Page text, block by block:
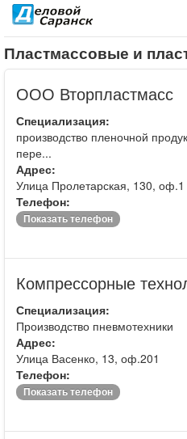
Пластмассовые и
ООО Вторпластмасс
Специализация:
производство пленочной
пере...
Адрес:
Улица Пролетарская, 130, оф.1
Телефон:
Показать телефон
Компрессорные
Специализация:
Производство пневмотехники
Адрес:
Улица Васенко, 13, оф.201
Телефон:
Показать телефон